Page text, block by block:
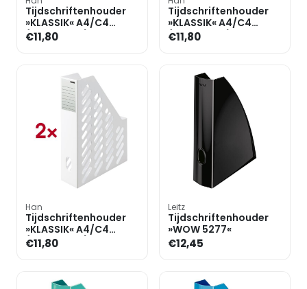
Tijdschriftenhouder
»KLASSIK« A4/C4
(dubbelpak)
€11,80
Tijdschriftenhouder
»KLASSIK« A4/C4
(dubbelpak)
€11,80
Han
Tijdschriftenhouder
»KLASSIK« A4/C4
(dubbelpak)
€11,80
Leitz
Tijdschriftenhouder
»WOW 5277«
€12,45